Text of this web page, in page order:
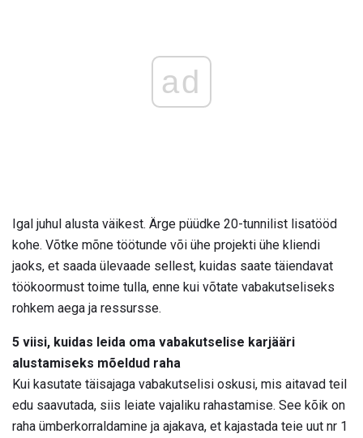
ad
Igal juhul alusta väikest. Ärge püüdke 20-tunnilist lisatööd
kohe. Võtke mõne töötunde või ühe projekti ühe kliendi
jaoks, et saada ülevaade sellest, kuidas saate täiendavat
töökoormust toime tulla, enne kui võtate vabakutseliseks
rohkem aega ja ressursse.
5 viisi, kuidas leida oma vabakutselise karjääri
alustamiseks mõeldud raha
Kui kasutate täisajaga vabakutselisi oskusi, mis aitavad teil
edu saavutada, siis leiate vajaliku rahastamise. See kõik on
raha ümberkorraldamine ja ajakava, et kajastada teie uut nr 1